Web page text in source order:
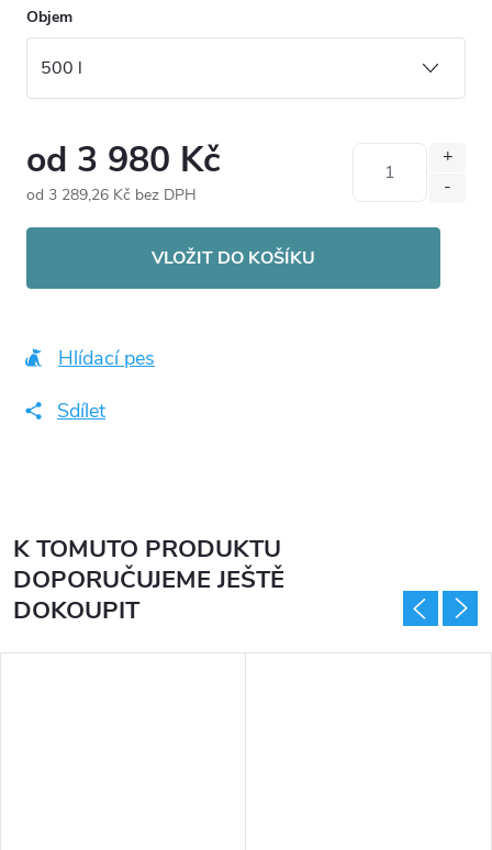
Objem
od 3 980 Kč
od 3 289,26 Kč bez DPH
VLOŽIT DO KOŠÍKU
Hlídací pes
Sdílet
K TOMUTO PRODUKTU
DOPORUČUJEME JEŠTĚ
DOKOUPIT